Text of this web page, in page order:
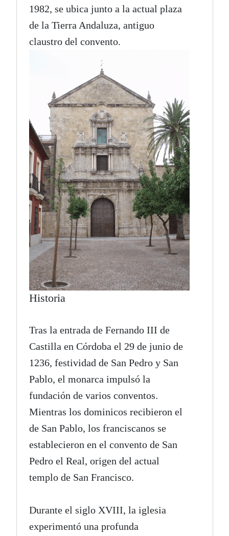
1982, se ubica junto a la actual plaza
de la Tierra Andaluza, antiguo
claustro del convento.
Historia
Tras la entrada de Fernando III de
Castilla en Córdoba el 29 de junio de
1236, festividad de San Pedro y San
Pablo, el monarca impulsó la
fundación de varios conventos.
Mientras los dominicos recibieron el
de San Pablo, los franciscanos se
establecieron en el convento de San
Pedro el Real, origen del actual
templo de San Francisco.
Durante el siglo XVIII, la iglesia
experimentó una profunda